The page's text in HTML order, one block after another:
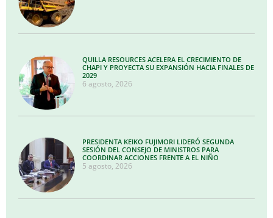
QUILLA RESOURCES ACELERA EL CRECIMIENTO DE
CHAPI Y PROYECTA SU EXPANSIÓN HACIA FINALES DE
2029
6 agosto, 2026
PRESIDENTA KEIKO FUJIMORI LIDERÓ SEGUNDA
SESIÓN DEL CONSEJO DE MINISTROS PARA
COORDINAR ACCIONES FRENTE A EL NIÑO
5 agosto, 2026